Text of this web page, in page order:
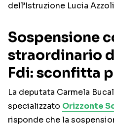
dell’Istruzione Lucia
Sospensione
straordinario
Fdi: sconfitta
La deputata Carmela
specializzato Orizzonte
risponde che la